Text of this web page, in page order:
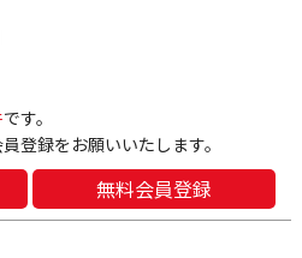
です。
登録をお願いいたします。
無料会員登録